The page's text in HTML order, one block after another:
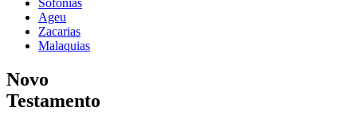
Sofonias
Ageu
Zacarias
Malaquias
Novo
Testamento